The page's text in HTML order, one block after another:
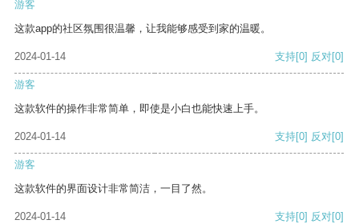
游客
这款app的社区氛围很温馨，让我能够感受到家的温暖。
2024-01-14 支持[0] 反对[0]
游客
这款软件的操作非常简单，即使是小白也能快速上手。
2024-01-14 支持[0] 反对[0]
游客
这款软件的界面设计非常简洁，一目了然。
2024-01-14 支持[0] 反对[0]